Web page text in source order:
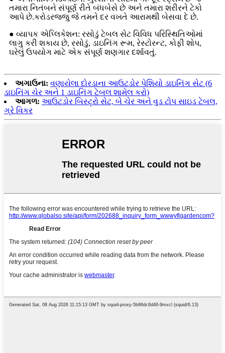
તમારા નિતંબને સંપૂર્ણ રીતે બંધબેસે છે અને તમારા શરીરને ટેકો
આપે છે.કરોડરજ્જુ જે તમને દર વખતે આરામથી બેસવા દે છે.
● વ્યાપક એપ્લિકેશન: રસોડું ટેબલ સેટ વિવિધ પરિસ્થિતિઓમાં
લાગુ કરી શકાય છે, રસોડું, ડાઇનિંગ રૂમ, રેસ્ટોરન્ટ, કોફી શોપ,
ઘરેલું ઉપયોગ માટે એક સંપૂર્ણ શણગાર દર્શાવતું.
અગાઉના: વણાયેલા દોરડાના આઉટડોર પેશિયો ડાઇનિંગ સેટ (6
ડાઇનિંગ ચેર અને 1 ડાઇનિંગ ટેબલ શામેલ કરો)
આગળ: આઉટડોર બિસ્ટ્રો સેટ, બે ચેર અને વુડ ટોપ સાઇડ ટેબલ,
ગ્રે વિકર